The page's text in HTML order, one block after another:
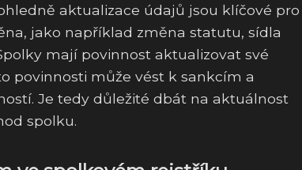
aktualizace údajů jsou klíčové pro
jako například změna statutu, sídla
mají povinnost aktualizovat své
povinnosti může vést k sankcím a
Je tedy důležité dbát na aktuálnost
spolku.